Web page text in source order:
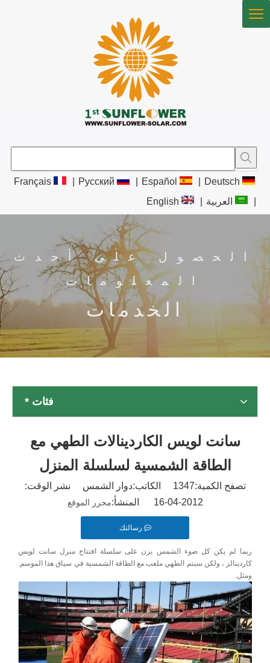
Deutsch
Español
Pусский
Français
العربية English
الحصول على أحدث
المعلومات
الخدمات
فئات *
سانت لويس الكاردينالات الطهي مع
الطاقة الشمسية لسلسلة المنزل
تصفح الكمية:1347 الكاتب:دوار الشمس نشر الوقت:
2012-04-16 المنشأ:
محرر الموقع
رسالتك
ربما لم يكن كل ضوء الشمس يزن على سلسلة افتتاح منزل سانت لويس
كاردينالز ، ولكن سيتم الطهي ملعب مع الطاقة الشمسية في سياق هذا الموسم.
ومثل.